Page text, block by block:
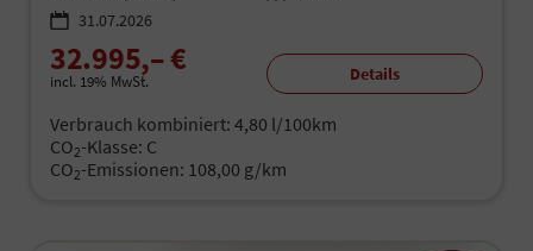
31.07.2026
32.995,– €
incl. 19% MwSt. Details
Verbrauch kombiniert: 4,80 l/100km
CO2-Klasse: C
CO2-Emissionen: 108,00 g/km